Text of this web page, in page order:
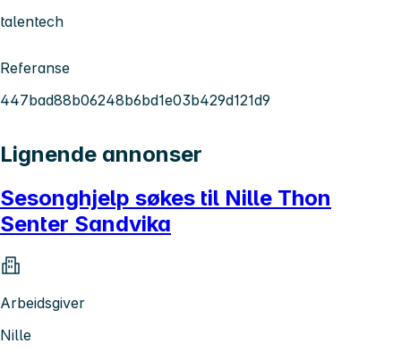
talentech
Referanse
447bad88b06248b6bd1e03b429d121d9
Lignende annonser
Sesonghjelp søkes til Nille Thon
Senter Sandvika
Arbeidsgiver
Nille